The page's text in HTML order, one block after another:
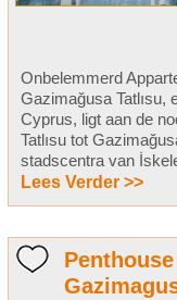
Onbelemmerd
Gazimağusa Tatlısu,
Cyprus, ligt aan de
Tatlısu tot
stadscentra van
Lees Verder >>